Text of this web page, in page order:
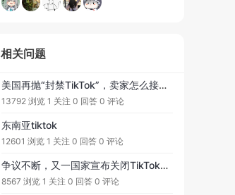
相关问题
美国再抛“封禁TikTok”，卖家怎么接招 ？
13792 浏览 1 关注 0 回答 0 评论
东南亚tiktok
12601 浏览 1 关注 0 回答 0 评论
争议不断，又一国家宣布关闭TikTok至少一年！
8567 浏览 1 关注 0 回答 0 评论